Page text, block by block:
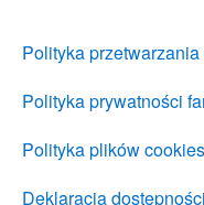
Polityka
Polityka prywatności
Polityka plików cookies
Deklaracja dostępności